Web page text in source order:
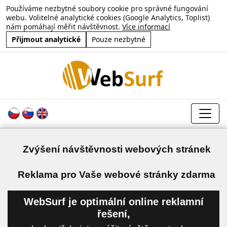
Používáme nezbytné soubory cookie pro správné fungování
webu. Volitelné analytické cookies (Google Analytics, Toplist)
nám pomáhají měřit návštěvnost. Více informací
Přijmout analytické
Pouze nezbytné
Zvýšení návštěvnosti webových stránek
Reklama pro Vaše webové stránky zdarma
WebSurf je optimální online reklamní
řešení,